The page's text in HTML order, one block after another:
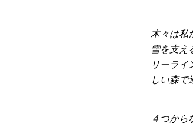
木々は私
雪を支え
リーラ
しい森で
４つから